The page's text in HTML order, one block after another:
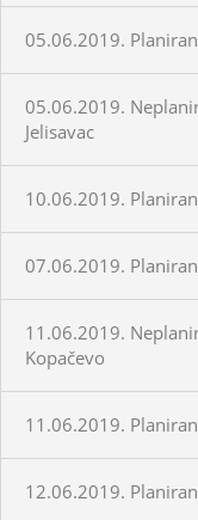
05.06.2019.
05.06.2019.
Jelisavac
10.06.2019.
07.06.2019.
11.06.2019.
Kopačevo
11.06.2019.
12.06.2019.